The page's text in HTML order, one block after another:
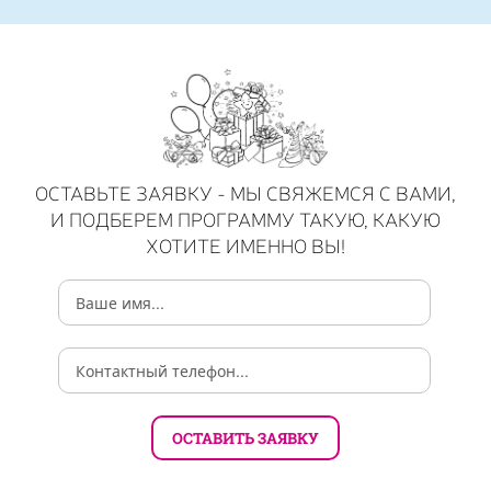
ОСТАВЬТЕ ЗАЯВКУ - МЫ СВЯЖЕМСЯ С ВАМИ,
И ПОДБЕРЕМ ПРОГРАММУ ТАКУЮ, КАКУЮ
ХОТИТЕ ИМЕННО ВЫ!